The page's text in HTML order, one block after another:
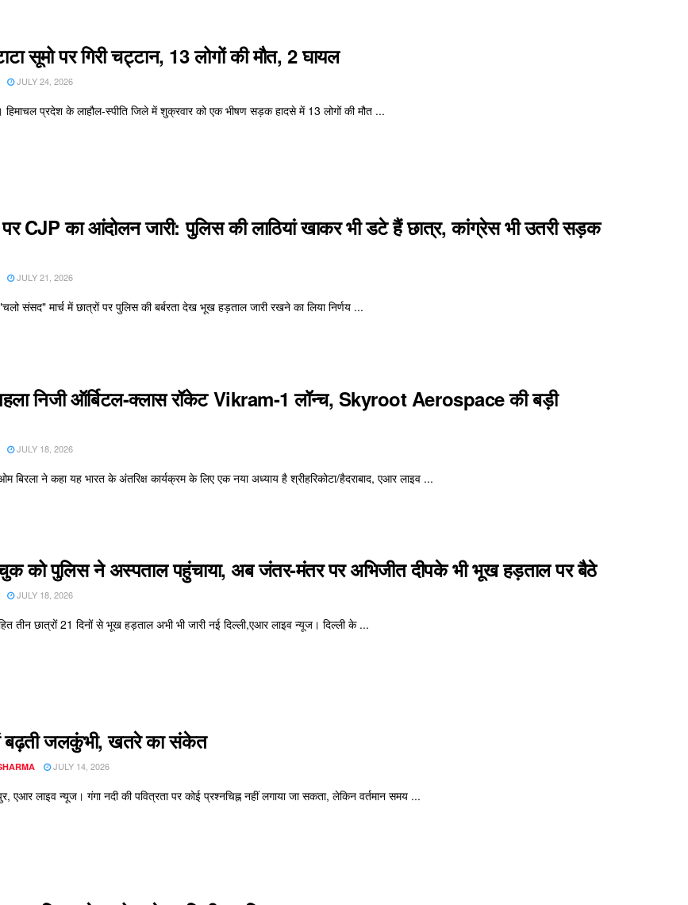
सूमो पर गिरी चट्टान, 13 लोगों की मौत, 2 घायल
JULY 24, 2026
प्रदेश के लाहौल-स्पीति जिले में शुक्रवार को एक भीषण सड़क हादसे में 13 लोगों की मौत ...
CJP का आंदोलन जारी: पुलिस की लाठियां खाकर भी डटे हैं छात्र, कांग्रेस भी उतरी सड़क
JULY 21, 2026
संसद" मार्च में छात्रों पर पुलिस की बर्बरता देख भूख हड़ताल जारी रखने का लिया निर्णय ...
निजी ऑर्बिटल-क्लास रॉकेट Vikram-1 लॉन्च, Skyroot Aerospace की बड़ी
JULY 18, 2026
बिरला ने कहा यह भारत के अंतरिक्ष कार्यक्रम के लिए एक नया अध्याय है श्रीहरिकोटा/हैदराबाद, एआर लाइव ...
को पुलिस ने अस्पताल पहुंचाया, अब जंतर-मंतर पर अभिजीत दीपके भी भूख हड़ताल पर बैठे
JULY 18, 2026
तीन छात्रों 21 दिनों से भूख हड़ताल अभी भी जारी नई दिल्ली,एआर लाइव न्यूज। दिल्ली के ...
बढ़ती जलकुंभी, खतरे का संकेत
JULY 14, 2026
एआर लाइव न्यूज। गंगा नदी की पवित्रता पर कोई प्रश्नचिह्न नहीं लगाया जा सकता, लेकिन वर्तमान समय ...